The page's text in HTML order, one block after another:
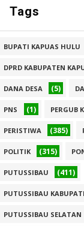
Tags
BUPATI KAPUAS HULU
DPRD KABUPATEN
DANA DESA (5)
PNS (1) PERGUB
PERISTIWA (385)
POLITIK (315)
PUTUSSIBAU (411)
PUTUSSIBAU
PUTUSSIBAU SELATAN